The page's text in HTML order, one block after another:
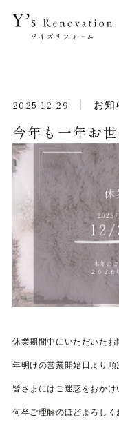
2025.12.29 お知
今年も一年お
休業期間中にいただいた
年明けの営業開始日より順
皆さまにはご迷惑をおかけ
何卒ご理解のほどよろしく